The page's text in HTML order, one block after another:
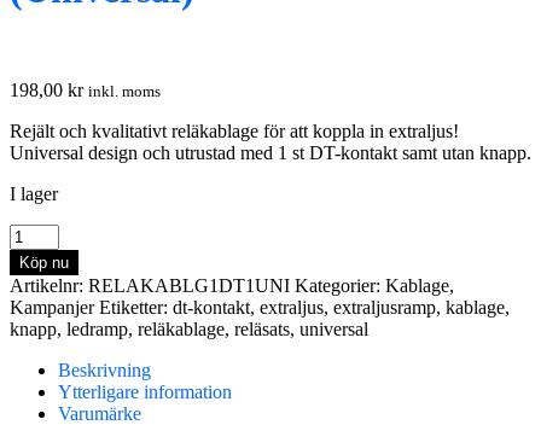
198,00 kr inkl. moms
Rejält och kvalitativt reläkablage för att koppla in extraljus!
Universal design och utrustad med 1 st DT-kontakt samt utan knapp.
I lager
Reläsats
Extraljus
1st
DT-
kontakt
Ingen
Knapp
(Universal)
mängd
Köp nu
Artikelnr: RELAKABLG1DT1UNI Kategorier: Kablage,
Kampanjer Etiketter: dt-kontakt, extraljus, extraljusramp, kablage,
knapp, ledramp, reläkablage, reläsats, universal
Beskrivning
Ytterligare information
Varumärke